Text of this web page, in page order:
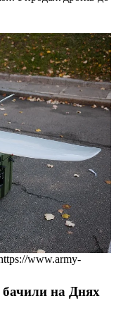
www.army-
бачили на Днях